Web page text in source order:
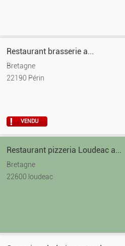
Restaurant brasserie a...
Bretagne
22190 Périn
VENDU
Restaurant pizzeria Loudeac a...
Bretagne
22600 loudeac